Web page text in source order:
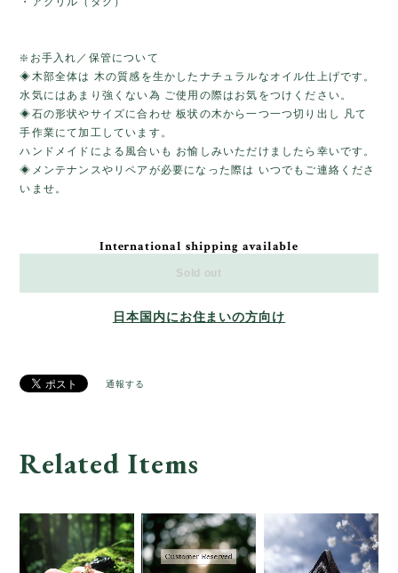
❇️お手入れ／保管について
◈木部全体は 木の質感を生かしたナチュラルなオイル仕上げです。
水気にはあまり強くない為 ご使用の際はお気をつけください。
◈石の形状やサイズに合わせ 板状の木から一つ一つ切り出し 凡て
手作業にて加工しています。
ハンドメイドによる風合いも お愉しみいただけましたら幸いです。
◈メンテナンスやリペアが必要になった際は いつでもご連絡くださ
いませ。
International shipping available
Sold out
日本国内にお住まいの方向け
通報する
Related Items